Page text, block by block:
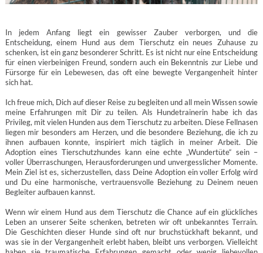
In jedem Anfang liegt ein gewisser Zauber verborgen, und die
Entscheidung, einem Hund aus dem Tierschutz ein neues Zuhause zu
schenken, ist ein ganz besonderer Schritt. Es ist nicht nur eine Entscheidung
für einen vierbeinigen Freund, sondern auch ein Bekenntnis zur Liebe und
Fürsorge für ein Lebewesen, das oft eine bewegte Vergangenheit hinter
sich hat.
Ich freue mich, Dich auf dieser Reise zu begleiten und all mein Wissen sowie
meine Erfahrungen mit Dir zu teilen. Als Hundetrainerin habe ich das
Privileg, mit vielen Hunden aus dem Tierschutz zu arbeiten. Diese Fellnasen
liegen mir besonders am Herzen, und die besondere Beziehung, die ich zu
ihnen aufbauen konnte, inspiriert mich täglich in meiner Arbeit. Die
Adoption eines Tierschutzhundes kann eine echte „Wundertüte“ sein –
voller Überraschungen, Herausforderungen und unvergesslicher Momente.
Mein Ziel ist es, sicherzustellen, dass Deine Adoption ein voller Erfolg wird
und Du eine harmonische, vertrauensvolle Beziehung zu Deinem neuen
Begleiter aufbauen kannst.
Wenn wir einem Hund aus dem Tierschutz die Chance auf ein glückliches
Leben an unserer Seite schenken, betreten wir oft unbekanntes Terrain.
Die Geschichten dieser Hunde sind oft nur bruchstückhaft bekannt, und
was sie in der Vergangenheit erlebt haben, bleibt uns verborgen. Vielleicht